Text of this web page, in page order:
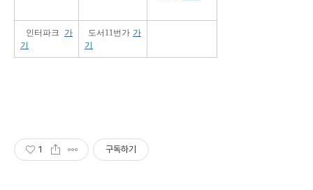
인터파크 가
기
도서11번가 가
기
1 구독하기